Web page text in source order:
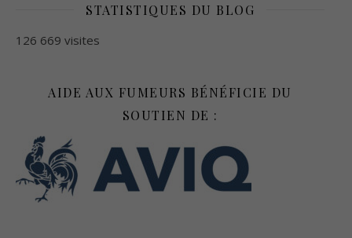
STATISTIQUES DU BLOG
126 669 visites
AIDE AUX FUMEURS BÉNÉFICIE DU
SOUTIEN DE :